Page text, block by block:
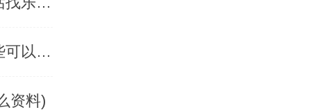
申请个400电话多少钱，申请400电话的套餐都有哪些可以选择
资料)